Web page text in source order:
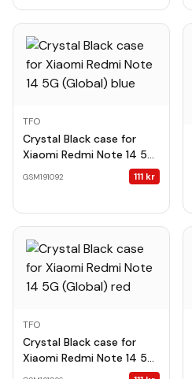
TFO
Crystal Black case for
Xiaomi Redmi Note 14 5G
GSM191092 111 kr
TFO
Crystal Black case for
Xiaomi Redmi Note 14 5G